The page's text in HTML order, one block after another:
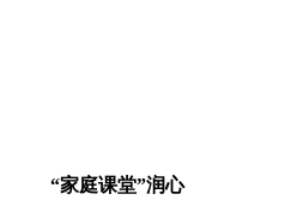
“家庭课堂”润心